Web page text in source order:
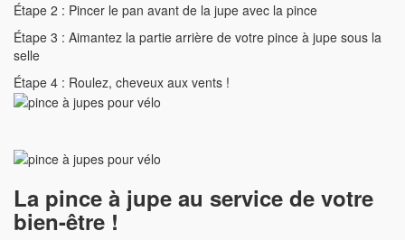
Étape 2 : Pincer le pan avant de la jupe avec la pince
Étape 3 : Aimantez la partie arrière de votre pince à jupe sous la
selle
Étape 4 : Roulez, cheveux aux vents !
La pince à jupe au service de votre
bien-être !